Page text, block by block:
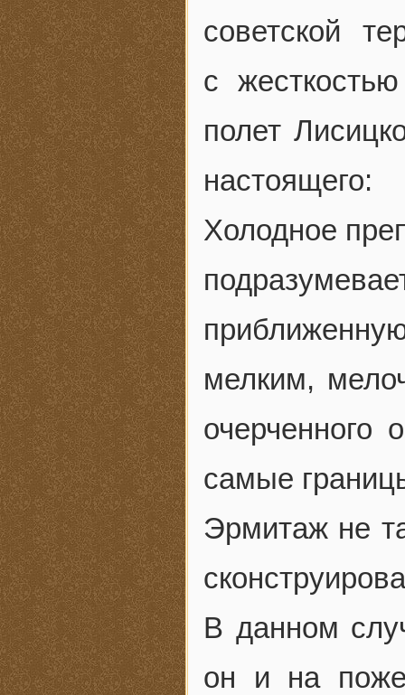
советской
с
полет
настоящего:
Холодное
мелким,
очерченного
самые
Эрмитаж не
В данном
он и на